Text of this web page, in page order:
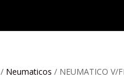
/ Neumaticos / NEUMATICO V/